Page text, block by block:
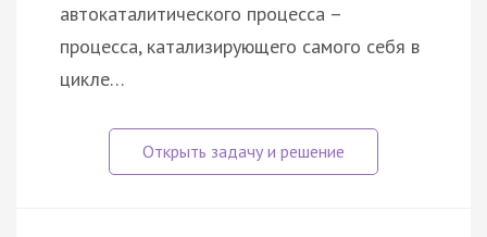
автокаталитического процесса –
процесса, катализирующего самого себя в
цикле…